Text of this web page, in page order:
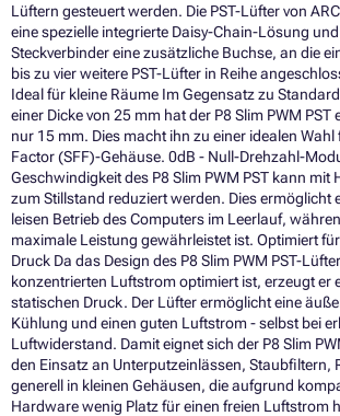
Lüftern gesteuert werden. Die PST-Lüfter von
eine spezielle integrierte Daisy-Chain-Lösung
Steckverbinder eine zusätzliche Buchse, an die
bis zu vier weitere PST-Lüfter in Reihe
Ideal für kleine Räume Im Gegensatz zu
einer Dicke von 25 mm hat der P8 Slim PWM PST
nur 15 mm. Dies macht ihn zu einer idealen
Factor (SFF)-Gehäuse. 0dB - Null-Drehzahl-
Geschwindigkeit des P8 Slim PWM PST kann mit
zum Stillstand reduziert werden. Dies ermöglicht
leisen Betrieb des Computers im Leerlauf,
maximale Leistung gewährleistet ist. Optimiert
Druck Da das Design des P8 Slim PWM PST-
konzentrierten Luftstrom optimiert ist, erzeugt er
statischen Druck. Der Lüfter ermöglicht eine
Kühlung und einen guten Luftstrom - selbst bei
Luftwiderstand. Damit eignet sich der P8 Slim
den Einsatz an Unterputzeinlässen, Staubfiltern,
generell in kleinen Gehäusen, die aufgrund
Hardware wenig Platz für einen freien Luftstrom